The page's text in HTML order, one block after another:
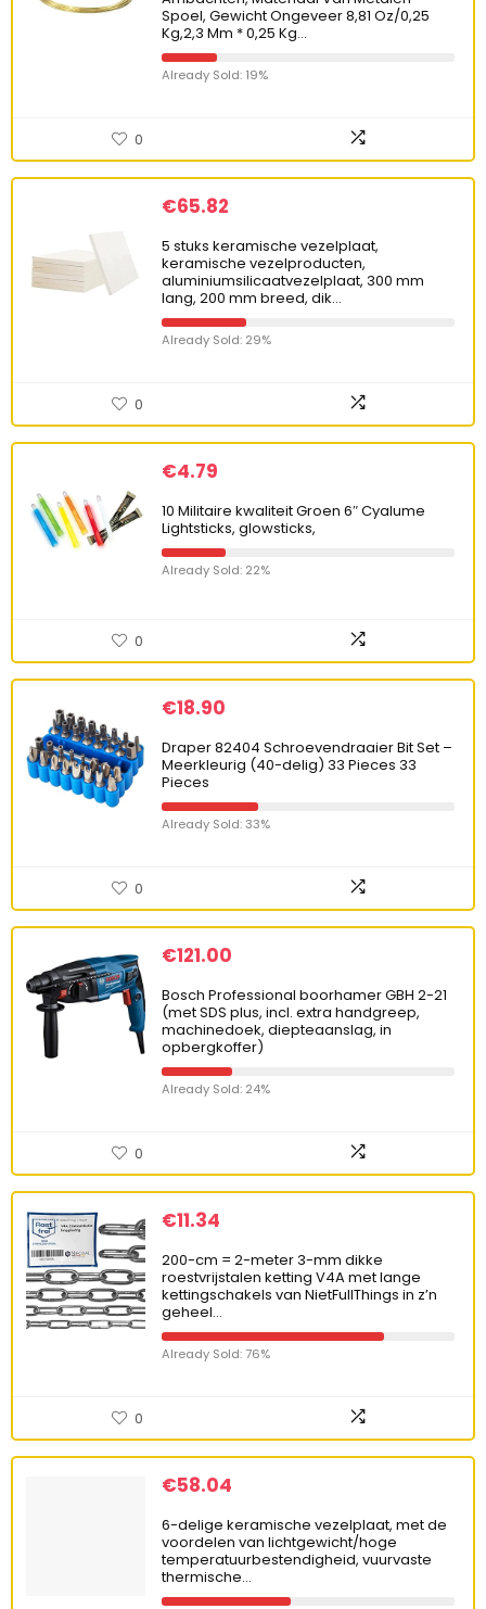
Spoel, Gewicht Ongeveer 8,81 Oz/0,25
Kg,2,3 Mm * 0,25 Kg…
Already Sold: 19%
0
€65.82
5 stuks keramische vezelplaat,
keramische vezelproducten,
aluminiumsilicaatvezelplaat, 300 mm
lang, 200 mm breed, dik…
Already Sold: 29%
0
€4.79
10 Militaire kwaliteit Groen 6″ Cyalume
Lightsticks, glowsticks,
Already Sold: 22%
0
€18.90
Draper 82404 Schroevendraaier Bit Set –
Meerkleurig (40-delig) 33 Pieces 33
Pieces
Already Sold: 33%
0
€121.00
Bosch Professional boorhamer GBH 2-21
(met SDS plus, incl. extra handgreep,
machinedoek, diepteaanslag, in
opbergkoffer)
Already Sold: 24%
0
€11.34
200-cm = 2-meter 3-mm dikke
roestvrijstalen ketting V4A met lange
kettingschakels van NietFullThings in z’n
geheel…
Already Sold: 76%
0
€58.04
6-delige keramische vezelplaat, met de
voordelen van lichtgewicht/hoge
temperatuurbestendigheid, vuurvaste
thermische…